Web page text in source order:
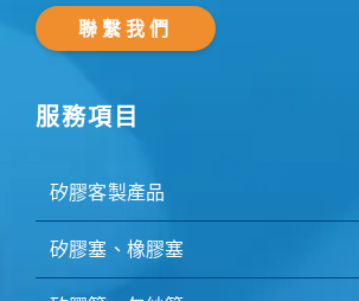
聯繫我們
服務項目
矽膠客製產品
矽膠塞、橡膠塞